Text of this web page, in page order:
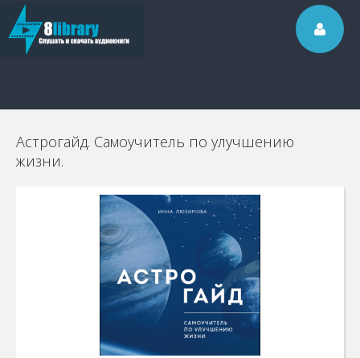
Астрогайд. Самоучитель по улучшению
жизни.